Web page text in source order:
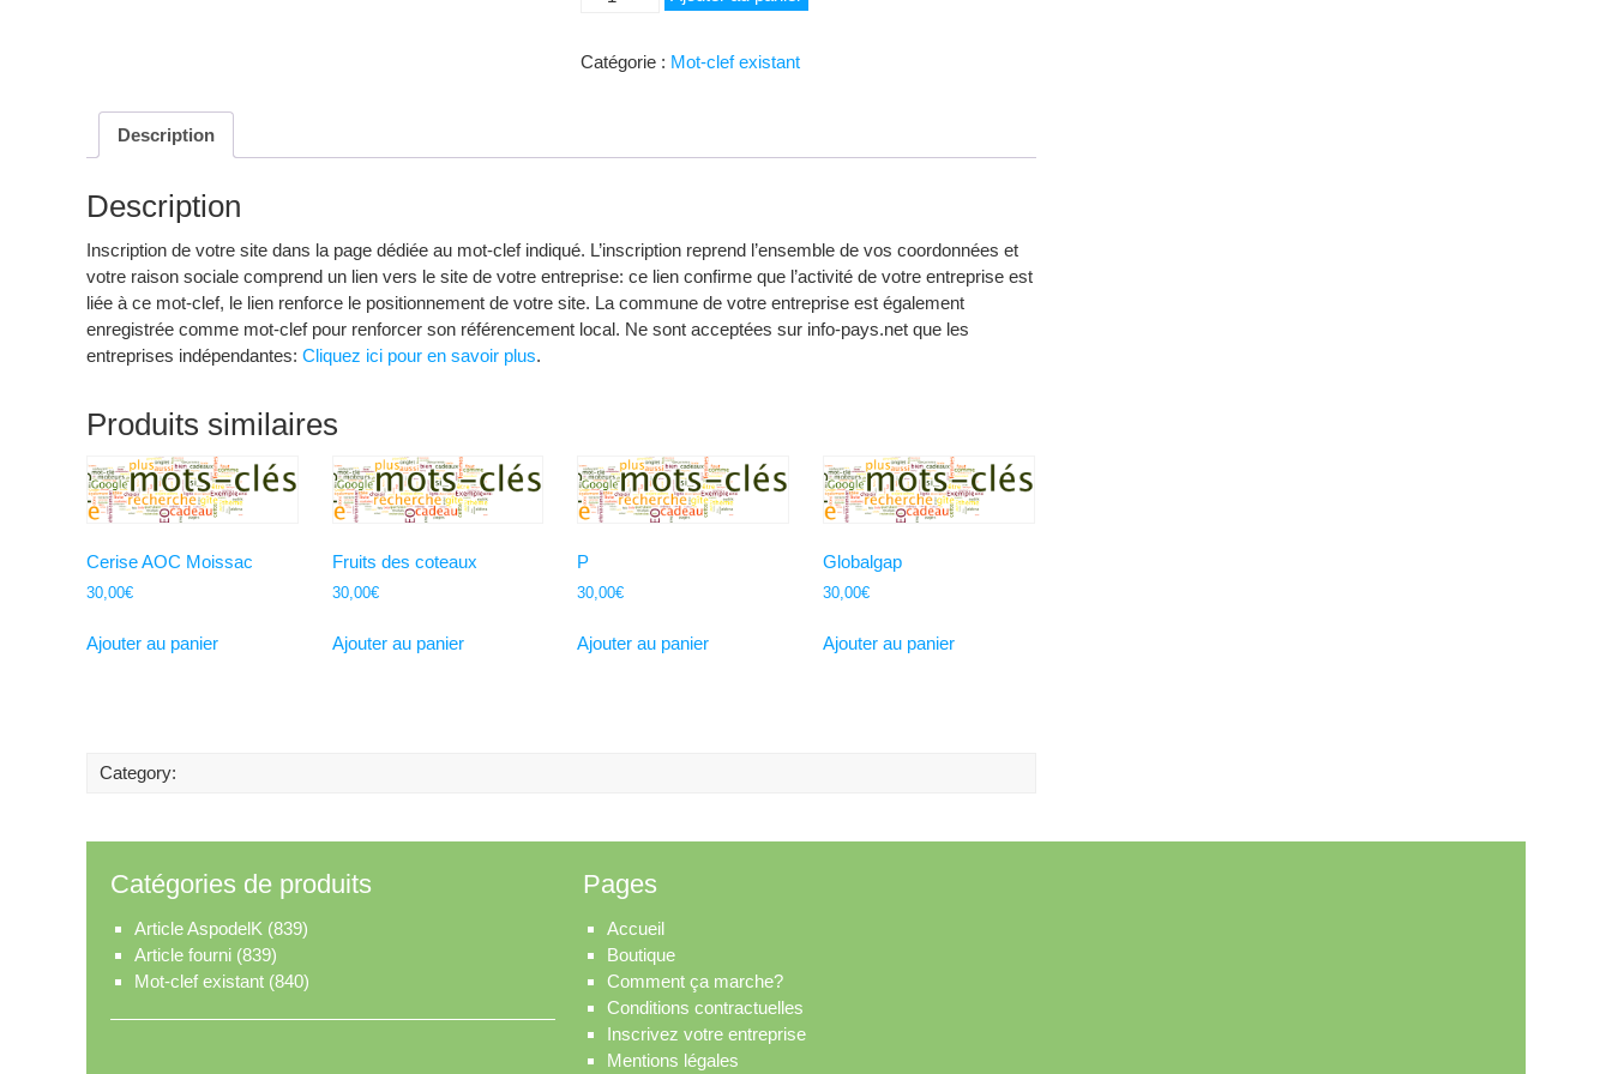
Catégorie : Mot-clef existant
Description
Description
Inscription de votre site dans la page dédiée au mot-clef indiqué. L’inscription reprend l’ensemble de vos coordonnées et
votre raison sociale comprend un lien vers le site de votre entreprise: ce lien confirme que l’activité de votre entreprise est
liée à ce mot-clef, le lien renforce le positionnement de votre site. La commune de votre entreprise est également
enregistrée comme mot-clef pour renforcer son référencement local. Ne sont acceptées sur info-pays.net que les
entreprises indépendantes: Cliquez ici pour en savoir plus.
Produits similaires
Cerise AOC Moissac
30,00€
Ajouter au panier
Fruits des coteaux
30,00€
Ajouter au panier
P
30,00€
Ajouter au panier
Globalgap
30,00€
Ajouter au panier
Category:
Catégories de produits
Article AspodelK (839)
Article fourni (839)
Mot-clef existant (840)
Pages
Accueil
Boutique
Comment ça marche?
Conditions contractuelles
Inscrivez votre entreprise
Mentions légales